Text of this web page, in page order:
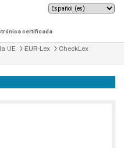
certificada
UE EUR-Lex
CheckLex